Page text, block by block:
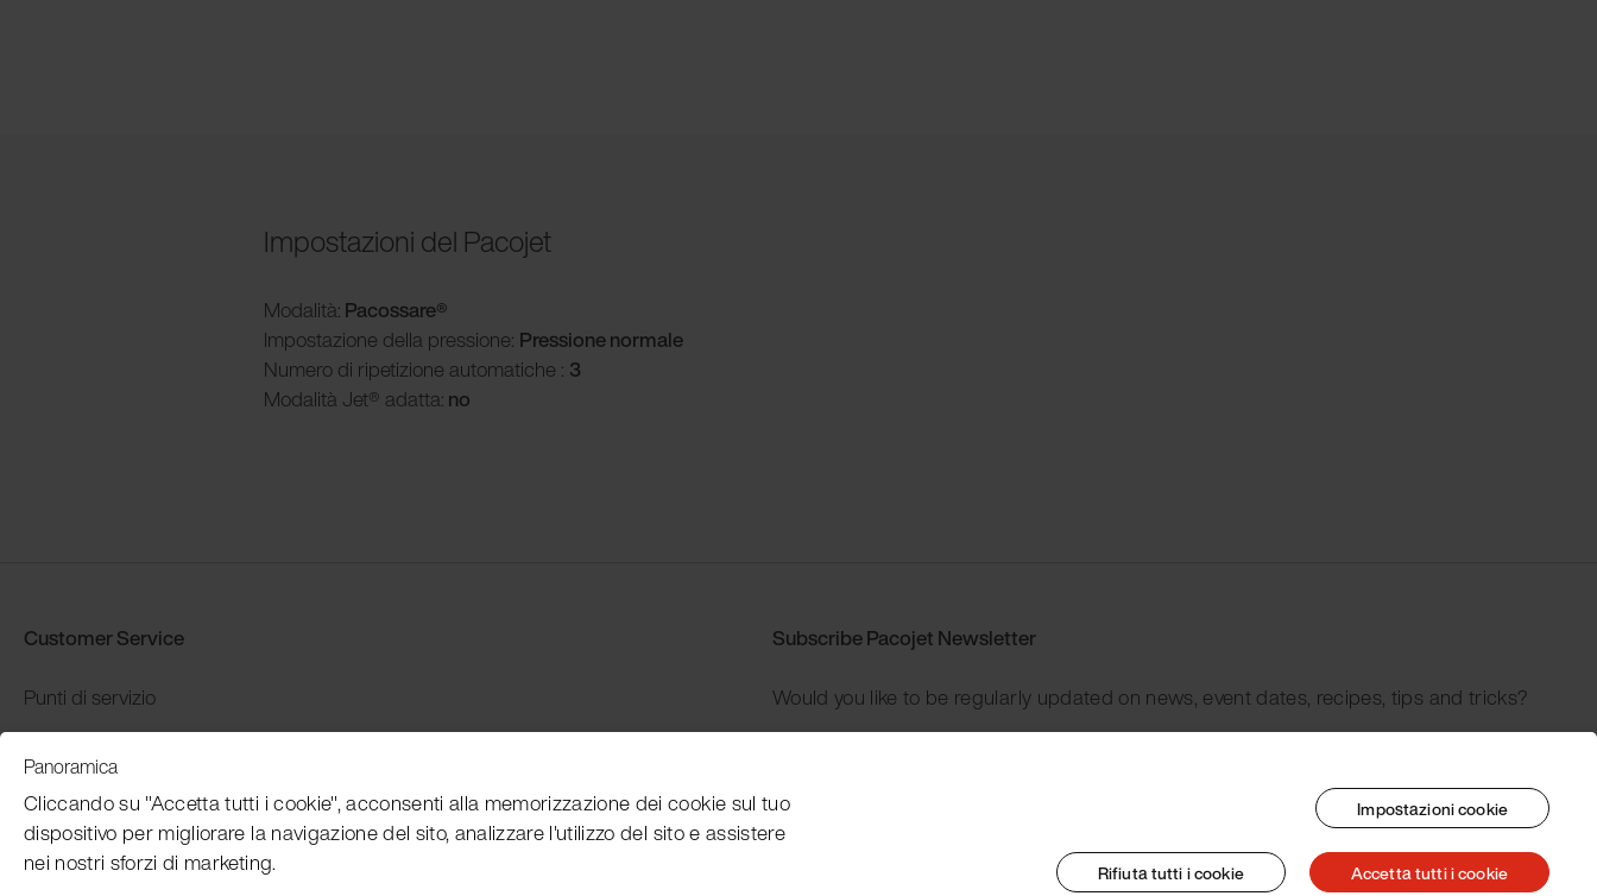
Impostazioni del Pacojet
Modalità: Pacossare®
Impostazione della pressione: Pressione normale
Numero di ripetizione automatiche : 3
Modalità Jet® adatta: no
Customer Service
Punti di servizio
Distributors
Garanzia e restituzione
Pagamento e spedizione
Subscribe Pacojet Newsletter
Would you like to be regularly updated on news, event dates, recipes, tips and tricks?
Panoramica
Cliccando su "Accetta tutti i cookie", acconsenti alla memorizzazione dei cookie sul tuo
dispositivo per migliorare la navigazione del sito, analizzare l'utilizzo del sito e assistere
nei nostri sforzi di marketing.
Impostazioni cookie
Rifiuta tutti i cookie Accetta tutti i cookie